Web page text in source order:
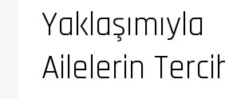
Yaklaşımıyla
Ailelerin